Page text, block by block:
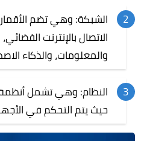
الشبكة: وهي تضم
الاتصال بالإنترنت
والمعلومات، والذكاء
النظام: وهي تشمل أنظمة
حيث يتم التحكم في